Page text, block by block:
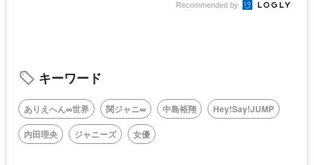
Recommended by
キーワード
ありえへん∞世界 関ジャニ∞ 中島裕翔
Hey!Say!JUMP
内田理央
ジャニーズ 女優